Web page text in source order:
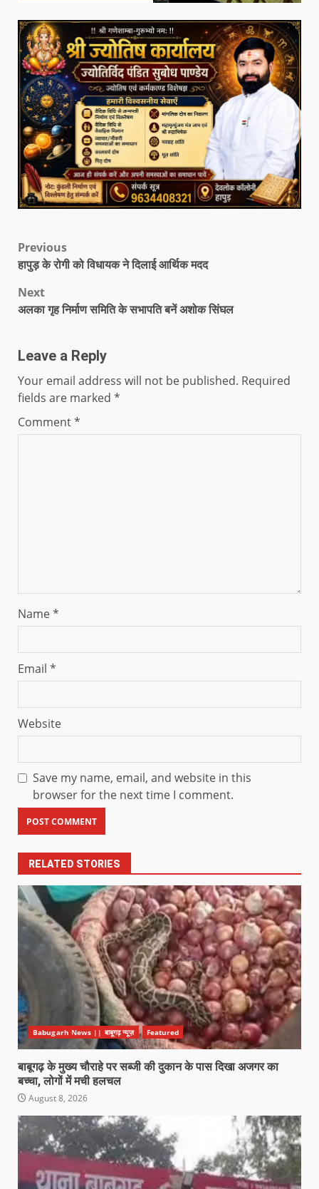
Previous
हापुड़ के रोगी को विधायक ने दिलाई आर्थिक मदद
Next
अलका गृह निर्माण समिति के सभापति बनें अशोक सिंघल
Leave a Reply
Your email address will not be published. Required
fields are marked *
Comment*
Name*
Email *
Website
Save my name, email, and website in this
browser for the next time I comment.
RELATED STORIES
Babugarh News || बाबूगढ़ न्यूज़ Featured
बाबूगढ़ के मुख्य चौराहे पर सब्जी की दुकान के पास दिखा अजगर का
बच्चा, लोगों में मची हलचल
August 8, 2026